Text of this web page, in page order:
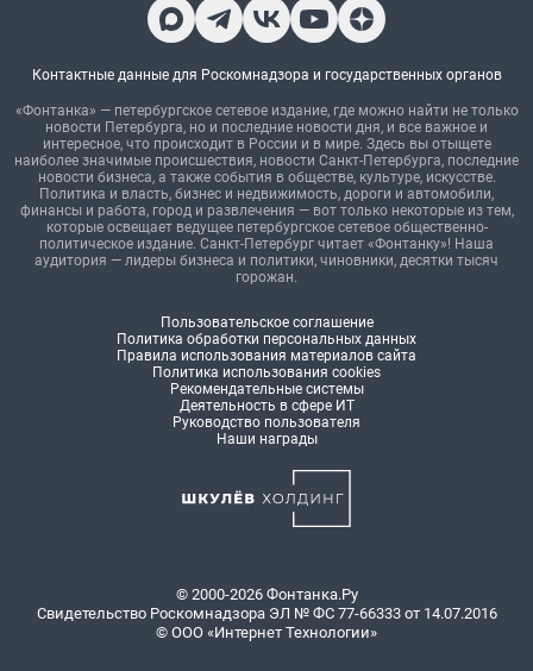
Контактные данные для Роскомнадзора и государственных органов
«Фонтанка» — петербургское сетевое издание, где можно найти не только
новости Петербурга, но и последние новости дня, и все важное и
интересное, что происходит в России и в мире. Здесь вы отыщете
наиболее значимые происшествия, новости Санкт-Петербурга, последние
новости бизнеса, а также события в обществе, культуре, искусстве.
Политика и власть, бизнес и недвижимость, дороги и автомобили,
финансы и работа, город и развлечения — вот только некоторые из тем,
которые освещает ведущее петербургское сетевое общественно-
политическое издание. Санкт-Петербург читает «Фонтанку»! Наша
аудитория — лидеры бизнеса и политики, чиновники, десятки тысяч
горожан.
Пользовательское соглашение
Политика обработки персональных данных
Правила использования материалов сайта
Политика использования cookies
Рекомендательные системы
Деятельность в сфере ИТ
Руководство пользователя
Наши награды
© 2000-2026 Фонтанка.Ру
Свидетельство Роскомнадзора ЭЛ № ФС 77-66333 от 14.07.2016
© ООО «Интернет Технологии»